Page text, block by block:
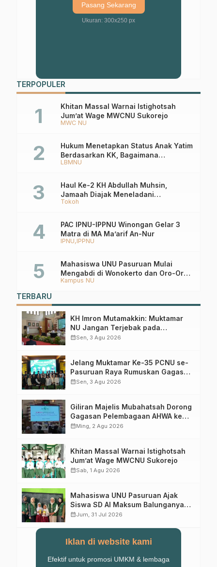
Pasang Sekarang
Ukuran: 300x250 px
TERPOPULER
MWC NU
Khitan Massal Warnai Istighotsah
Jum’at Wage MWCNU Sukorejo
LBMNU
Hukum Menetapkan Status Anak Yatim
Berdasarkan KK, Bagaimana
Ketentuannya?
Tokoh
Haul Ke-2 KH Abdullah Muhsin,
Jamaah Diajak Meneladani
Keistiqamahan
IPNU IPPNU
PAC IPNU-IPPNU Winongan Gelar 3
Matra di MA Ma’arif An-Nur
Kampus NU
Mahasiswa UNU Pasuruan Mulai
Mengabdi di Wonokerto dan Oro-Oro
Ombo Wetan Berikut Programnya
TERBARU
KH Imron Mutamakkin: Muktamar
NU Jangan Terjebak pada
Perebutan Kursi Ketua Umum
calendar_monthSen, 3 Agu 2026
Jelang Muktamar Ke-35 PCNU se-
Pasuruan Raya Rumuskan Gagasan
Transformasi Gerakan NU Menuju
calendar_monthSen, 3 Agu 2026
Giliran Majelis Mubahatsah Dorong
Gagasan Pelembagaan AHWA ke
Forum Muktamar Mendatang
calendar_monthMing, 2 Agu 2026
Khitan Massal Warnai Istighotsah
Jum’at Wage MWCNU Sukorejo
calendar_monthSab, 1 Agu 2026
Mahasiswa UNU Pasuruan Ajak
Siswa SD Al Maksum Balunganyar
Kuasai Penjumlahan Bersusun
calendar_monthJum, 31 Jul 2026
Iklan di website kami
Efektif untuk promosi UMKM & lembaga